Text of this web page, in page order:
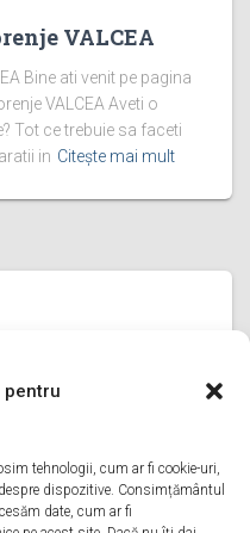
pentru
tehnologii, cum ar fi cookie-uri,
dispozitive. Consimțământul
date, cum ar fi
VALCEA
Bine ati venit pe pagina
VALCEA Aveti o
Tot ce trebuie sa faceti
in Citește mai mult
PRAHOVA
Bine ati venit pe
Gorenje PRAHOVA
reparatii in